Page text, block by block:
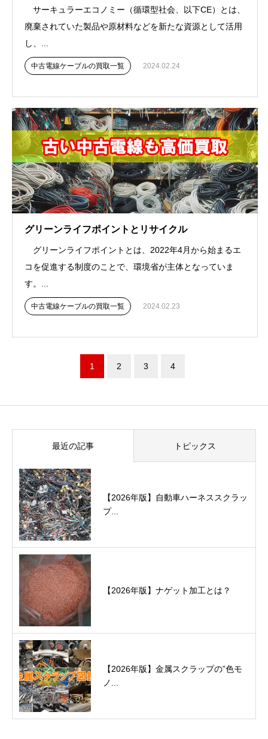
サーキュラーエコノミー（循環型社会、以下CE）とは、
廃棄されていた製品や原材料などを新たな資源として活用
し、...
中古電線ケーブルの買取一覧 2024.02.24
グリーンライフポイントとリサイクル
グリーンライフポイントとは、2022年4月から始まるエ
コを促進する制度のことで、環境省が主体となっていま
す。...
中古電線ケーブルの買取一覧 2024.02.23
1 2 3 4
最近の記事 トピックス
【2026年版】自動車ハーネススクラッ
プ...
【2026年版】ナゲット加工とは？
【2026年版】金属スクラップの”色モ
ノ...